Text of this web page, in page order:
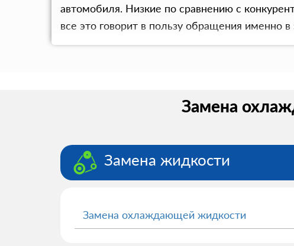
автомобиля. Низкие по сравнению с
все это говорит в пользу обращения именно в
Замена
Замена жидкости
Замена охлаждающей жидкости